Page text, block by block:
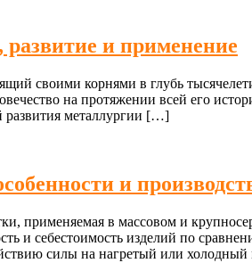
развитие и применение
своими корнями в глубь
на протяжении всей его
развития металлургии […]
и
применяемая в массовом и
и себестоимость изделий по
силы на нагретый или